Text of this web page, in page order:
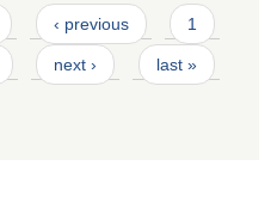
‹ previous 1
next › last »